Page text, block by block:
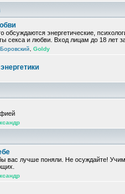
энергетические,
секса и любви. Вход лицам до 18 лет
Goldy
вас лучше поняли. Не осуждайте!